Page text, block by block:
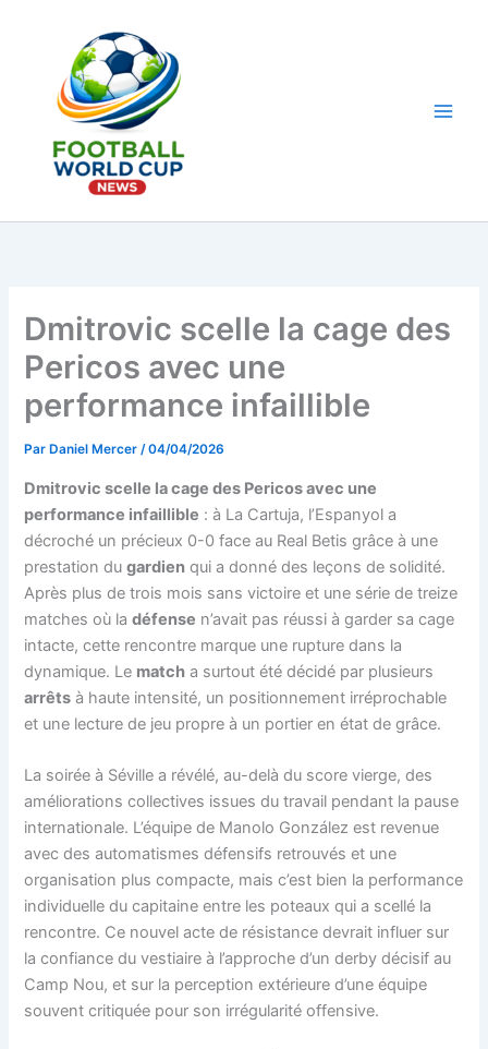
Dmitrovic scelle la cage des
Pericos avec une
performance infaillible
Par Daniel Mercer/04/04/2026
Dmitrovic scelle la cage des Pericos avec une
performance infaillible : à La Cartuja, l’Espanyol a
décroché un précieux 0-0 face au Real Betis grâce à une
prestation dugardien qui a donné des leçons de solidité.
Après plus de trois mois sans victoire et une série de treize
matches où ladéfense n’avait pas réussi à garder sa cage
intacte, cette rencontre marque une rupture dans la
dynamique. Le match a surtout été décidé par plusieurs
arrêts à haute intensité, un positionnement irréprochable
et une lecture de jeu propre à un portier en état de grâce.
La soirée à Séville a révélé, au-delà du score vierge, des
améliorations collectives issues du travail pendant la pause
internationale. L’équipe de Manolo González est revenue
avec des automatismes défensifs retrouvés et une
organisation plus compacte, mais c’est bien la performance
individuelle du capitaine entre les poteaux qui a scellé la
rencontre. Ce nouvel acte de résistance devrait influer sur
la confiance du vestiaire à l’approche d’un derby décisif au
Camp Nou, et sur la perception extérieure d’une équipe
souvent critiquée pour son irrégularité offensive.